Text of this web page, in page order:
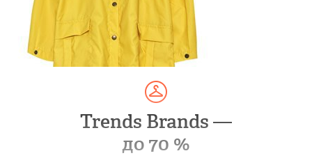
Trends Brands —
до 70 %